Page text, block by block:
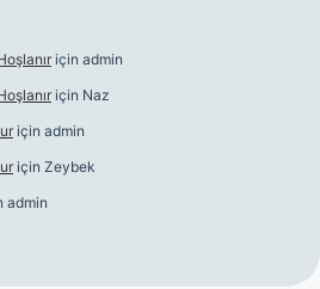
için admin
için Naz
için admin
için Zeybek
admin